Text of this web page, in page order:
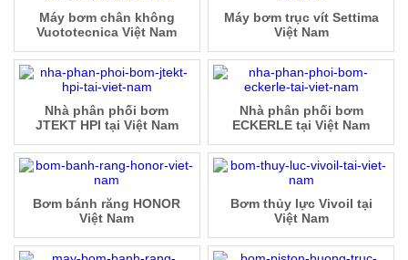
Máy bơm trục vít Settima
Việt Nam
Máy bơm chân không
Vuototecnica Việt Nam
Nhà phân phối bơm
ECKERLE tại Việt Nam
Nhà phân phối bơm
JTEKT HPI tại Việt Nam
Bơm thủy lực Vivoil tại
Việt Nam
Bơm bánh răng HONOR
Việt Nam